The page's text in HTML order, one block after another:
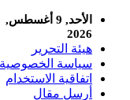
الأحد, 9 أغسطس,
2026
هيئة التحرير
سياسة الخصوصية
اتفاقية الاستخدام
أرسل مقال